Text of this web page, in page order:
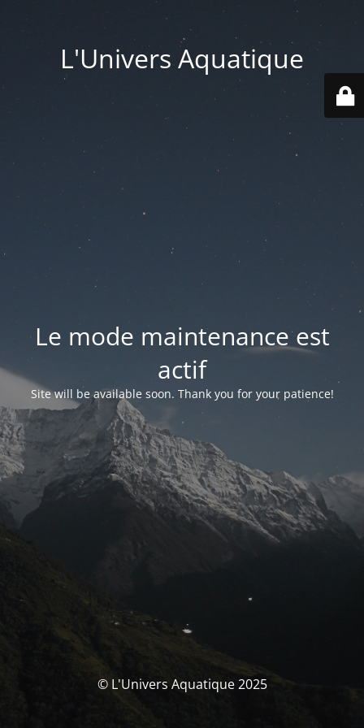
L'Univers Aquatique
Le mode maintenance est
actif
Site will be available soon. Thank you for your patience!
© L'Univers Aquatique 2025